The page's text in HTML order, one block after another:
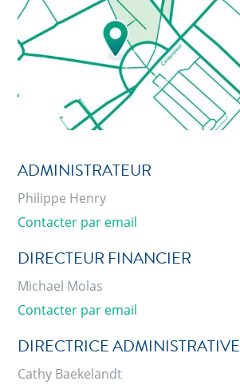
ADMINISTRATEUR
Philippe Henry
Contacter par email
DIRECTEUR FINANCIER
Michael Molas
Contacter par email
DIRECTRICE ADMINISTRATIVE
Cathy Baekelandt